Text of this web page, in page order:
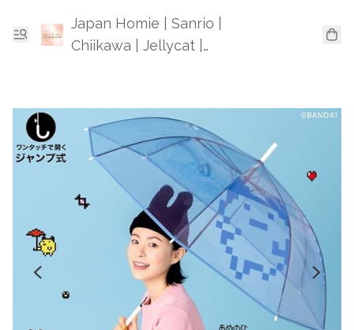
Japan Homie | Sanrio |
Chiikawa | Jellycat |